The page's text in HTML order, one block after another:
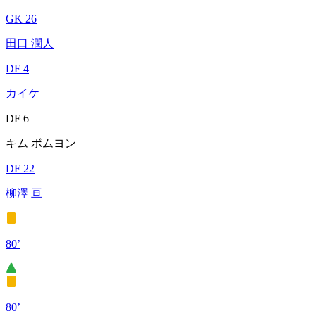
GK 26
田口 潤人
DF 4
カイケ
DF 6
キム ボムヨン
DF 22
柳澤 亘
80’
80’